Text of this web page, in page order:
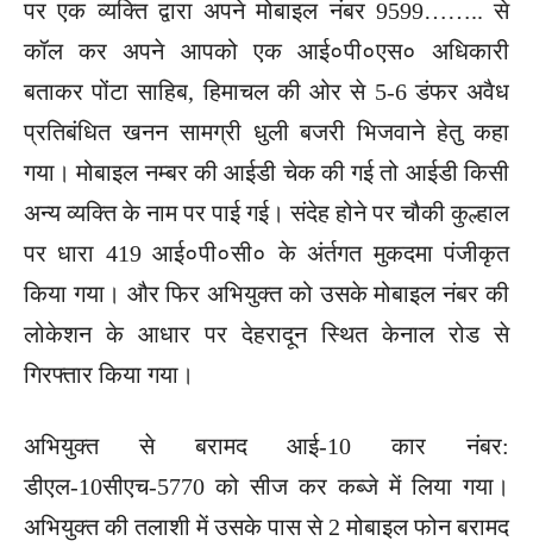
पर एक व्यक्ति द्वारा अपने मोबाइल नंबर 9599…….. से
कॉल कर अपने आपको एक आई०पी०एस० अधिकारी
बताकर पोंटा साहिब, हिमाचल की ओर से 5-6 डंफर अवैध
प्रतिबंधित खनन सामग्री धुली बजरी भिजवाने हेतु कहा
गया। मोबाइल नम्बर की आईडी चेक की गई तो आईडी किसी
अन्य व्यक्ति के नाम पर पाई गई। संदेह होने पर चौकी कुल्हाल
पर धारा 419 आई०पी०सी० के अंर्तगत मुकदमा पंजीकृत
किया गया। और फिर अभियुक्त को उसके मोबाइल नंबर की
लोकेशन के आधार पर देहरादून स्थित केनाल रोड से
गिरफ्तार किया गया।
अभियुक्त से बरामद आई-10 कार नंबर:
डीएल-10सीएच-5770 को सीज कर कब्जे में लिया गया।
अभियुक्त की तलाशी में उसके पास से 2 मोबाइल फोन बरामद